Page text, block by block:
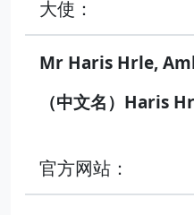
大使：
Mr Haris Hrle,
（中文名）Haris
官方网站：